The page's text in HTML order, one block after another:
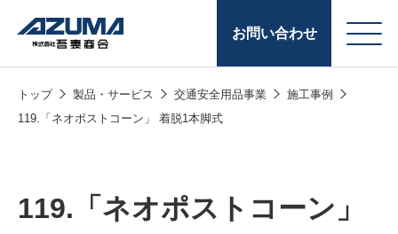
お問い合わせ
トップ 製品・サービス 交通安全用品事業
施工事例
119.「ネオポストコーン」 着脱1本脚式
119.「ネオポストコーン」